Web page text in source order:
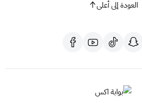
العودة إلى أعلى